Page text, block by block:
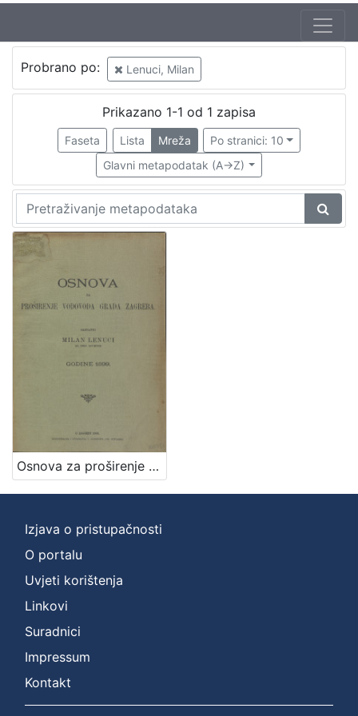
Probrano po: Lenuci, Milan
Prikazano 1-1 od 1 zapisa
Faseta Lista Mreža
Po stranici: 10
Glavni metapodatak (A->Z)
Osnova za proširenje vodovoda grada Zagreba : godine 1899. / sastavio Milan Lenuci
Izjava o pristupačnosti
O portalu
Uvjeti korištenja
Linkovi
Suradnici
Impressum
Kontakt